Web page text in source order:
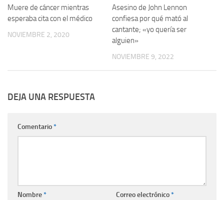
Muere de cáncer mientras
esperaba cita con el médico
NOVIEMBRE 2, 2020
Asesino de John Lennon
confiesa por qué mató al
cantante; «yo quería ser
alguien»
NOVIEMBRE 9, 2022
DEJA UNA RESPUESTA
Comentario*
Nombre* Correo electrónico*